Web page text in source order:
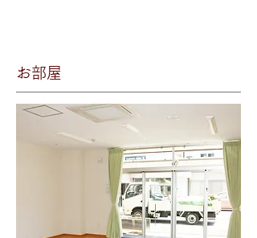
お部屋